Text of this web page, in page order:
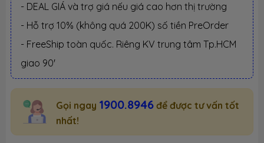
- DEAL GIÁ và trợ giá nếu giá cao hơn thị trường
- Hỗ trợ 10% (không quá 200K) số tiền PreOrder
- FreeShip toàn quốc. Riêng KV trung tâm Tp.HCM
giao 90'
Gọi ngay 1900.8946 để được tư vấn tốt
nhất!